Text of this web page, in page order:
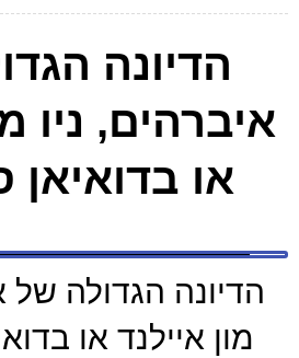
הדיונה
איברהים, ניו
או
הדיונה הגדולה של
מון איילנד או